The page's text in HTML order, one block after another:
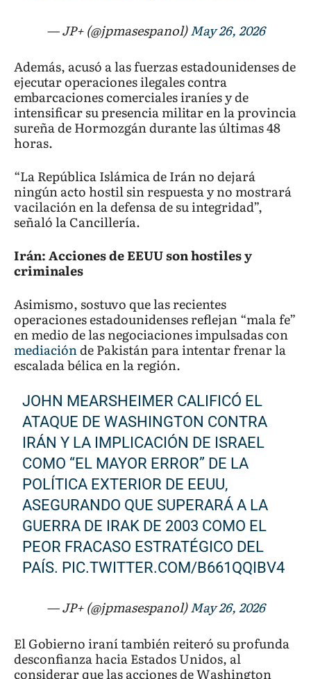
— JP+ (@jpmasespanol)May 26, 2026
Además, acusó a las fuerzas estadounidenses de
ejecutar operaciones ilegales contra
embarcaciones comerciales iraníes y de
intensificar su presencia militar en la provincia
sureña de Hormozgán durante las últimas 48
horas.
“La República Islámica de Irán no dejará
ningún acto hostil sin respuesta y no mostrará
vacilación en la defensa de su integridad”,
señaló la Cancillería.
Irán: Acciones de EEUU son hostiles y
criminales
Asimismo, sostuvo que las recientes
operaciones estadounidenses reflejan “mala fe”
en medio de las negociaciones impulsadas con
mediaciónde Pakistán para intentar frenar la
escalada bélica en la región.
JOHN MEARSHEIMER CALIFICÓ EL
ATAQUE DE WASHINGTON CONTRA
IRÁN Y LA IMPLICACIÓN DE ISRAEL
COMO “EL MAYOR ERROR” DE LA
POLÍTICA EXTERIOR DE EEUU,
ASEGURANDO QUE SUPERARÁ A LA
GUERRA DE IRAK DE 2003 COMO EL
PEOR FRACASO ESTRATÉGICO DEL
PAÍS. PIC.TWITTER.COM/B661QQIBV4
— JP+ (@jpmasespanol)May 26, 2026
El Gobierno iraní también reiteró su profunda
desconfianza hacia Estados Unidos, al
considerar que las acciones de Washington